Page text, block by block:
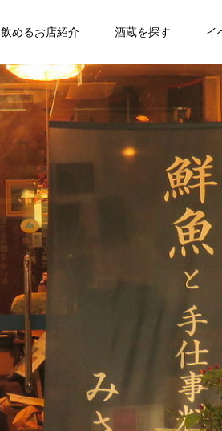
飲めるお店紹介 酒蔵を探す イ